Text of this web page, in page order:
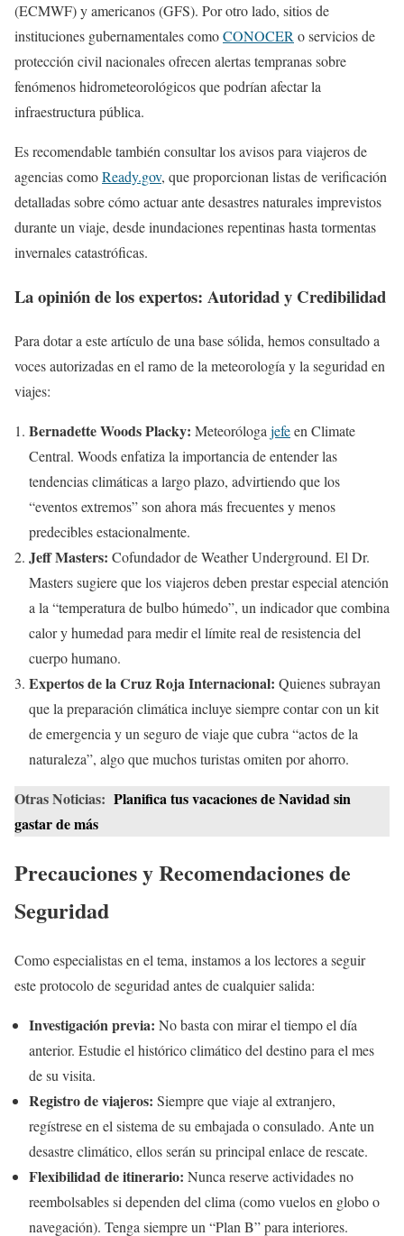
(ECMWF) y americanos (GFS). Por otro lado, sitios de
instituciones gubernamentales comoCONOCER o servicios de
protección civil nacionales ofrecen alertas tempranas sobre
fenómenos hidrometeorológicos que podrían afectar la
infraestructura pública.
Es recomendable también consultar los avisos para viajeros de
agencias comoReady.gov, que proporcionan listas de verificación
detalladas sobre cómo actuar ante desastres naturales imprevistos
durante un viaje, desde inundaciones repentinas hasta tormentas
invernales catastróficas.
La opinión de los expertos: Autoridad y Credibilidad
Para dotar a este artículo de una base sólida, hemos consultado a
voces autorizadas en el ramo de la meteorología y la seguridad en
viajes:
Bernadette Woods Placky: Meteoróloga jefeen Climate
Central. Woods enfatiza la importancia de entender las
tendencias climáticas a largo plazo, advirtiendo que los
“eventos extremos” son ahora más frecuentes y menos
predecibles estacionalmente.
Jeff Masters: Cofundador de Weather Underground. El Dr.
Masters sugiere que los viajeros deben prestar especial atención
a la “temperatura de bulbo húmedo”, un indicador que combina
calor y humedad para medir el límite real de resistencia del
cuerpo humano.
Expertos de la Cruz Roja Internacional: Quienes subrayan
que la preparación climática incluye siempre contar con un kit
de emergencia y un seguro de viaje que cubra “actos de la
naturaleza”, algo que muchos turistas omiten por ahorro.
Otras Noticias: Planifica tus vacaciones de Navidad sin
gastar de más
Precauciones y Recomendaciones de
Seguridad
Como especialistas en el tema, instamos a los lectores a seguir
este protocolo de seguridad antes de cualquier salida:
Investigación previa: No basta con mirar el tiempo el día
anterior. Estudie el histórico climático del destino para el mes
de su visita.
Registro de viajeros: Siempre que viaje al extranjero,
regístrese en el sistema de su embajada o consulado. Ante un
desastre climático, ellos serán su principal enlace de rescate.
Flexibilidad de itinerario: Nunca reserve actividades no
reembolsables si dependen del clima (como vuelos en globo o
navegación). Tenga siempre un “Plan B” para interiores.